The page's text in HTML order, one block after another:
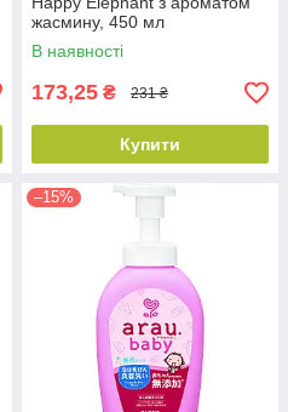
жасмину, 450 мл
В наявності
173,25 ₴ 231 ₴
Купити
–15%